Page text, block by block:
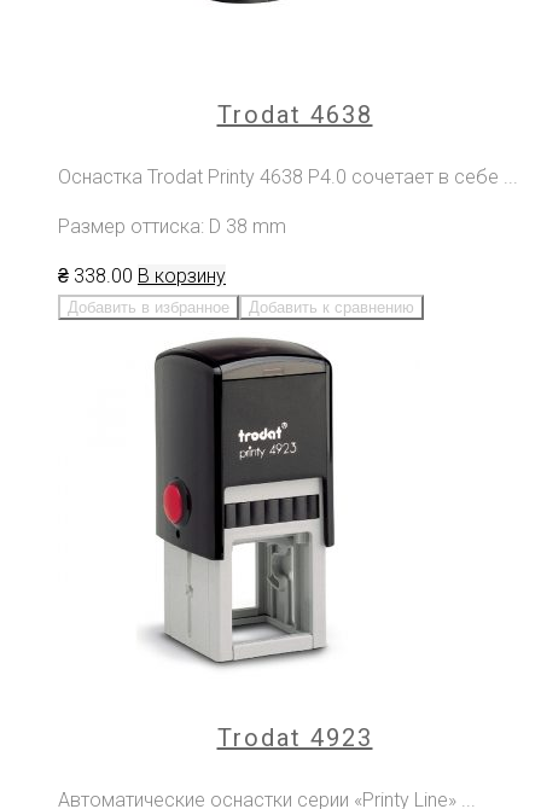
Trodat 4638
Оснастка Trodat Printy 4638 P4.0 сочетает в себе ...
Размер оттиска: D 38 mm
₴ 338.00 В корзину
Добавить в избранное Добавить к сравнению
Trodat 4923
Автоматические оснастки серии «Printy Line» ...